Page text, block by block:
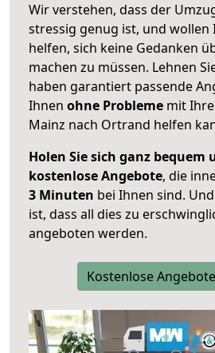
Wir verstehen, dass der
stressig genug ist, und wollen
helfen, sich keine Gedanken
machen zu müssen. Lehnen
haben garantiert passende
Ihnen ohne Probleme mit
Mainz nach Ortrand helfen
Holen Sie sich ganz bequem
kostenlose Angebote, die
3 Minuten bei Ihnen sind.
ist, dass all dies zu
angeboten werden.
Kostenlose